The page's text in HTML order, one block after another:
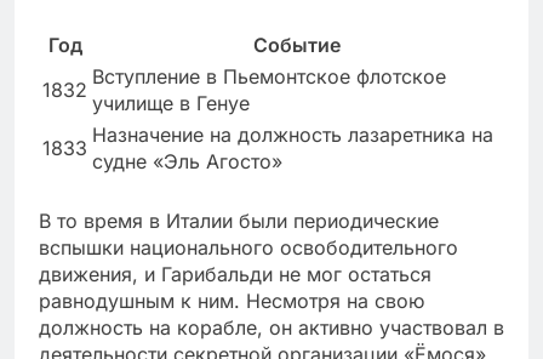
Год
Событие
1832
Вступление в Пьемонтское флотское
училище в Генуе
1833
Назначение на должность лазаретника на
судне «Эль Агосто»
В то время в Италии были периодические
вспышки национального освободительного
движения, и Гарибальди не мог остаться
равнодушным к ним. Несмотря на свою
должность на корабле, он активно участвовал в